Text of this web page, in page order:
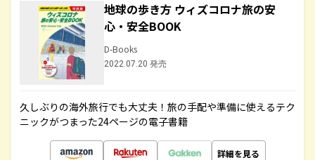
地球の歩き方 ウィズコロナ旅の安
心・安全BOOK
D-Books
2022.07.20 発売
久しぶりの海外旅行でも大丈夫！旅の手配や準備に使えるテク
ニックがつまった24ページの電子書籍
詳細を見る